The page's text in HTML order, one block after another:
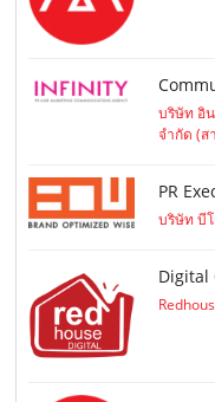
บริษัท อิ
จำกัด (ส
PR
บริษัท บี
Digital